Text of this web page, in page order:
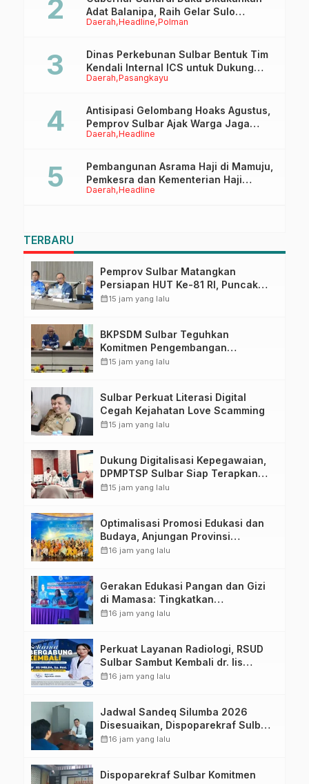
Daerah Headline Polman
Adat Balanipa, Raih Gelar Sulo
Tappidena
Daerah Pasangkayu
Dinas Perkebunan Sulbar Bentuk Tim
Kendali Internal ICS untuk Dukung
Sertifikasi ISPO Pekebun di
Daerah Headline
Antisipasi Gelombang Hoaks Agustus,
Pemprov Sulbar Ajak Warga Jaga
Ruang Digital
Daerah Headline
Pembangunan Asrama Haji di Mamuju,
Pemkesra dan Kementerian Haji
Sulbar Tinjau Lokasi
TERBARU
Pemprov Sulbar Matangkan
Persiapan HUT Ke-81 RI, Puncak
Upacara di Lapangan Ahmad
calendar_month15 jam yang lalu
BKPSDM Sulbar Teguhkan
Komitmen Pengembangan
Kompetensi ASN melalui
calendar_month15 jam yang lalu
Sulbar Perkuat Literasi Digital
Cegah Kejahatan Love Scamming
calendar_month15 jam yang lalu
Dukung Digitalisasi Kepegawaian,
DPMPTSP Sulbar Siap Terapkan
Aplikasi FLEKSI ASN
calendar_month15 jam yang lalu
Optimalisasi Promosi Edukasi dan
Budaya, Anjungan Provinsi
Sulawesi Barat Perkuat Kolaborasi
calendar_month16 jam yang lalu
Gerakan Edukasi Pangan dan Gizi
di Mamasa: Tingkatkan
Pengetahuan dan Keterampilan
calendar_month16 jam yang lalu
Perkuat Layanan Radiologi, RSUD
Sulbar Sambut Kembali dr. Iis
Imelda, Sp.Rad
calendar_month16 jam yang lalu
Jadwal Sandeq Silumba 2026
Disesuaikan, Dispoparekraf Sulbar
Pastikan Persiapan Tetap
calendar_month16 jam yang lalu
Dispoparekraf Sulbar Komitmen